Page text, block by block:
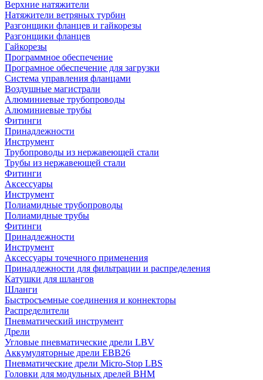
Верхние натяжители
Натяжители ветряных турбин
Разгонщики фланцев и гайкорезы
Разгонщики фланцев
Гайкорезы
Программное обеспечение
Програмное обеспечение для загрузки
Система управления фланцами
Воздушные магистрали
Алюминиевые трубопроводы
Алюминиевые трубы
Фитинги
Принадлежности
Инструмент
Трубопроводы из нержавеющей стали
Трубы из нержавеющей стали
Фитинги
Аксессуары
Инструмент
Полиамидные трубопроводы
Полиамидные трубы
Фитинги
Принадлежности
Инструмент
Аксессуары точечного применения
Принадлежности для фильтрации и распределения
Катушки для шлангов
Шланги
Быстросъемные соединения и коннекторы
Распределители
Пневматический инструмент
Дрели
Угловые пневматические дрели LBV
Аккумуляторные дрели EBB26
Пневматические дрели Micro-Stop LBS
Головки для модульных дрелей BHM